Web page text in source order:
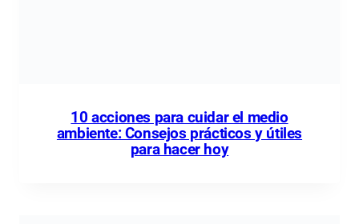
10 acciones para cuidar el medio
ambiente: Consejos prácticos y útiles
para hacer hoy